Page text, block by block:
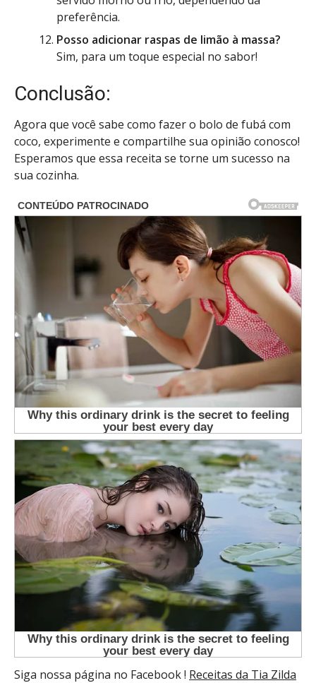
preferência.
Posso adicionar raspas de limão à massa?
Sim, para um toque especial no sabor!
Conclusão:
Agora que você sabe como fazer o bolo de fubá com
coco, experimente e compartilhe sua opinião conosco!
Esperamos que essa receita se torne um sucesso na
sua cozinha.
Siga nossa página no Facebook ! Receitas da Tia Zilda